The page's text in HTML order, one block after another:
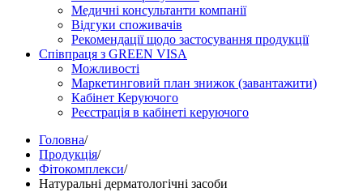
Медичні консультанти компанії
Відгуки споживачів
Рекомендації щодо застосування продукції
Співпраця з GREEN VISA
Можливості
Маркетинговий план знижок (завантажити)
Кабінет Керуючого
Реєстрація в кабінеті керуючого
Головна/
Продукція/
Фітокомплекси/
Натуральні дерматологічні засоби